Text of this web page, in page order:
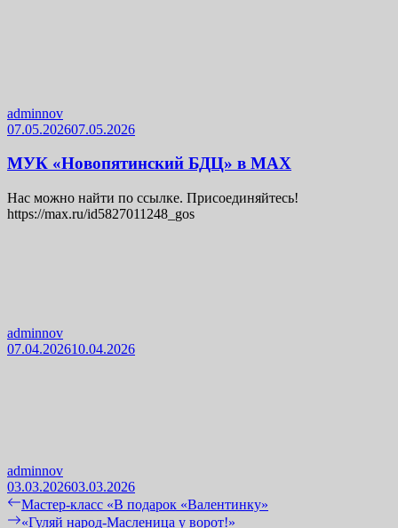
adminnov
07.05.202607.05.2026
МУК «Новопятинский БДЦ» в МАХ
Нас можно найти по ссылке. Присоединяйтесь!
https://max.ru/id5827011248_gos
adminnov
07.04.202610.04.2026
adminnov
03.03.202603.03.2026
Навигация
Previous
post:
Мастер-класс «В подарок «Валентинку»
Next
«Гуляй народ-Масленица у ворот!»